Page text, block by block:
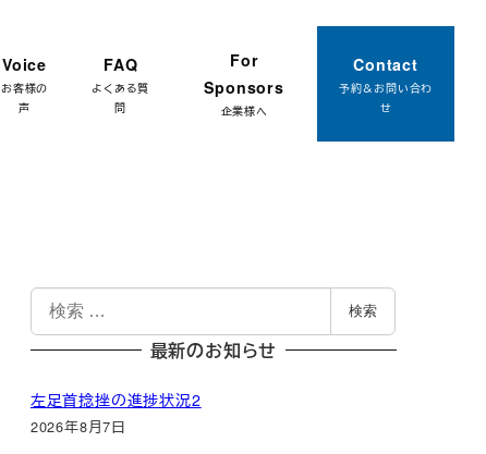
Voice
お客様の
声
FAQ
よくある質
問
For
Sponsors
企業様へ
Contact
予約＆お問い合わ
せ
検
索
検索
最新のお知らせ
左足首捻挫の進捗状況2
2026年8月7日